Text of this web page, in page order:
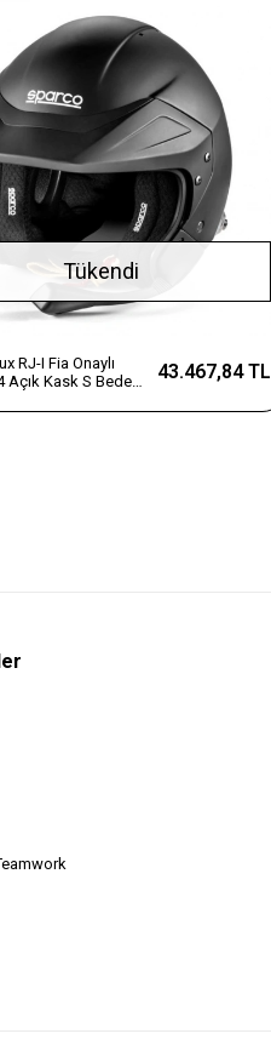
Tükendi
RJ-I Fia Onaylı
Açık Kask S Beden
43.467,84 TL